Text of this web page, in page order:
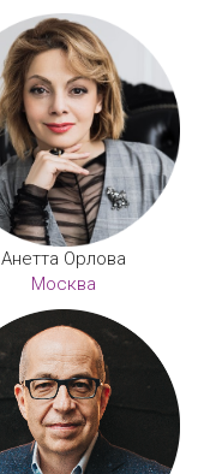
Анетта Орлова
Москва